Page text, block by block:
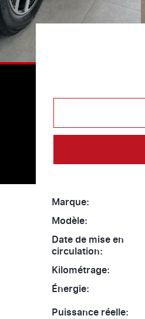
Marque:
Modèle:
Date de mise en
circulation:
Kilométrage:
Énergie:
Puissance réelle: